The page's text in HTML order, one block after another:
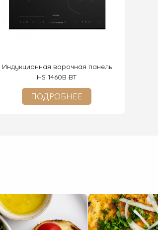
Индукционная варочная панель
HS 1460B BT
ПОДРОБНЕЕ